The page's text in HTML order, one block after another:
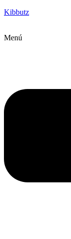
Kibbutz
Menú